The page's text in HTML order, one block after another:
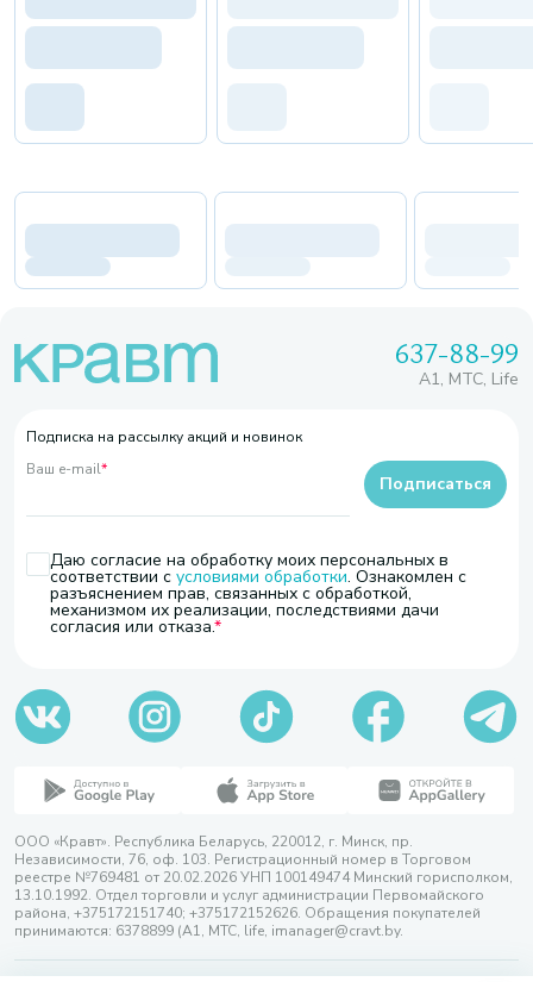
637-88-99
A1, МТС, Life
Подписка на рассылку акций и новинок
Ваш e-mail*
Даю согласие на обработку моих персональных в
соответствии с условиями обработки. Ознакомлен с
разъяснением прав, связанных с обработкой,
механизмом их реализации, последствиями дачи
согласия или отказа.
Подписаться
ООО «Кравт». Республика Беларусь, 220012, г. Минск, пр.
Независимости, 76, оф. 103. Регистрационный номер в Торговом
реестре №769481 от 20.02.2026 УНП 100149474 Минский горисполком,
13.10.1992. Отдел торговли и услуг администрации Первомайского
района, +375172151740; +375172152626. Обращения покупателей
принимаются: 6378899 (А1, МТС, life, imanager@cravt.by.